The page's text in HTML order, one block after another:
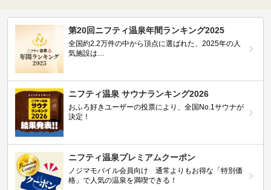
第20回ニフティ温泉年間ランキング2025
全国約2.2万件の中から頂点に選ばれた、2025年の人
気施設は…
ニフティ温泉 サウナランキング2026
おふろ好きユーザーの投票により、全国No.1サウナが
決定！
ニフティ温泉プレミアムクーポン
ノジマモバイル会員向け 通常よりもお得な「特別価
格」で人気の温泉を満喫できる！